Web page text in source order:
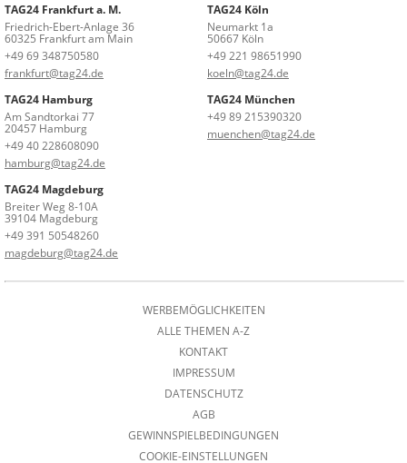
TAG24 Frankfurt a. M.
Friedrich-Ebert-Anlage 36
60325 Frankfurt am Main
+49 69 348750580
frankfurt@tag24.de
TAG24 Köln
Neumarkt 1a
50667 Köln
+49 221 98651990
koeln@tag24.de
TAG24 Hamburg
Am Sandtorkai 77
20457 Hamburg
+49 40 228608090
hamburg@tag24.de
TAG24 München
+49 89 215390320
muenchen@tag24.de
TAG24 Magdeburg
Breiter Weg 8-10A
39104 Magdeburg
+49 391 50548260
magdeburg@tag24.de
WERBEMÖGLICHKEITEN
ALLE THEMEN A-Z
KONTAKT
IMPRESSUM
DATENSCHUTZ
AGB
GEWINNSPIELBEDINGUNGEN
COOKIE-EINSTELLUNGEN